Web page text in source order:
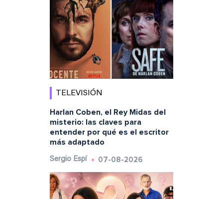
TELEVISIÓN
Harlan Coben, el Rey Midas del
misterio: las claves para
entender por qué es el escritor
más adaptado
Sergio Espí 07-08-2026